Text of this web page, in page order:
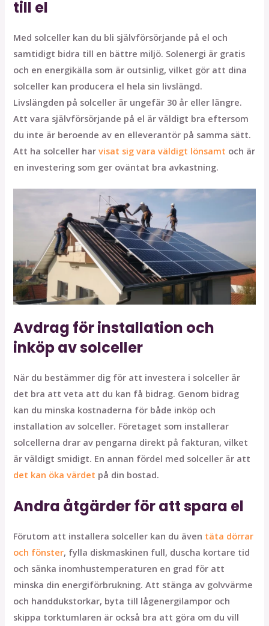
till el
Med solceller kan du bli självförsörjande på el och
samtidigt bidra till en bättre miljö. Solenergi är gratis
och en energikälla som är outsinlig, vilket gör att dina
solceller kan producera el hela sin livslängd.
Livslängden på solceller är ungefär 30 år eller längre.
Att vara självförsörjande på el är väldigt bra eftersom
du inte är beroende av en elleverantör på samma sätt.
Att ha solceller harvisat sig vara väldigt lönsamt och är
en investering som ger oväntat bra avkastning.
Avdrag för installation och
inköp av solceller
När du bestämmer dig för att investera i solceller är
det bra att veta att du kan få bidrag. Genom bidrag
kan du minska kostnaderna för både inköp och
installation av solceller. Företaget som installerar
solcellerna drar av pengarna direkt på fakturan, vilket
är väldigt smidigt. En annan fördel med solceller är att
det kan öka värdet på din bostad.
Andra åtgärder för att spara el
Förutom att installera solceller kan du även täta dörrar
och fönster, fylla diskmaskinen full, duscha kortare tid
och sänka inomhustemperaturen en grad för att
minska din energiförbrukning. Att stänga av golvvärme
och handdukstorkar, byta till lågenergilampor och
skippa torktumlaren är också bra att göra om du vill